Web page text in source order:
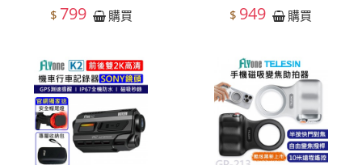
$ 799 購買
$ 949 購買